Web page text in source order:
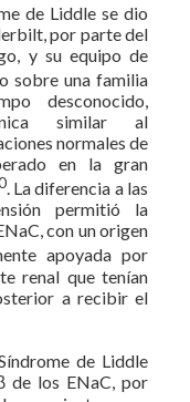
de Liddle se dio
por parte del
y su equipo de
sobre una familia
desconocido,
similar al
normales de
en la gran
. La diferencia a las
permitió la
con un origen
apoyada por
renal que tenían
a recibir el
de Liddle
de los ENaC, por